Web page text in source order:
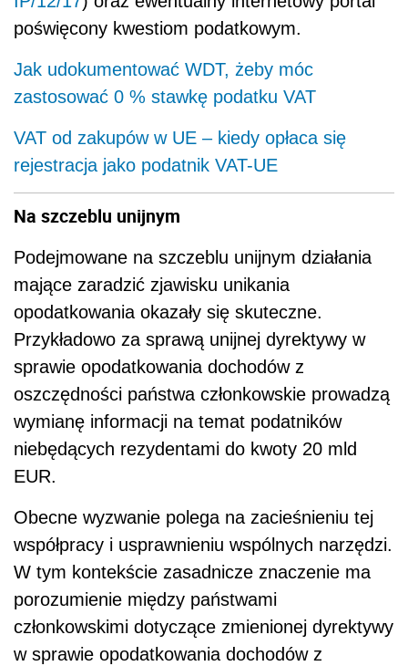
poświęcony kwestiom podatkowym.
Jak udokumentować WDT, żeby móc
zastosować 0 % stawkę podatku VAT
VAT od zakupów w UE – kiedy opłaca się
rejestracja jako podatnik VAT-UE
Na szczeblu unijnym
Podejmowane na szczeblu unijnym działania
mające zaradzić zjawisku unikania
opodatkowania okazały się skuteczne.
Przykładowo za sprawą unijnej dyrektywy w
sprawie opodatkowania dochodów z
oszczędności państwa członkowskie prowadzą
wymianę informacji na temat podatników
niebędących rezydentami do kwoty 20 mld
EUR.
Obecne wyzwanie polega na zacieśnieniu tej
współpracy i usprawnieniu wspólnych narzędzi.
W tym kontekście zasadnicze znaczenie ma
porozumienie między państwami
członkowskimi dotyczące zmienionej dyrektywy
w sprawie opodatkowania dochodów z